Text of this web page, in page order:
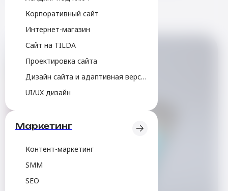
Корпоративный сайт
Интернет-магазин
Сайт на TILDA
Проектировка сайта
Дизайн сайта и адаптивная верстка
UI/UX дизайн
Маркетинг
Контент-маркетинг
SMM
SEO